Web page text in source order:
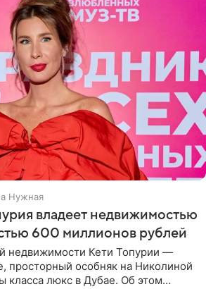
Нужная
владеет недвижимостью
600 миллионов рублей
недвижимости Кети Топурии —
просторный особняк на Николиной
класса люкс в Дубае. Об этом